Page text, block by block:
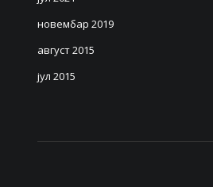
новембар 2019
август 2015
јул 2015